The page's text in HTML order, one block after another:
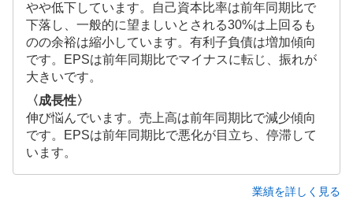
やや低下しています。自己資本比率は前年同期比で
下落し、一般的に望ましいとされる30%は上回るも
のの余裕は縮小しています。有利子負債は増加傾向
です。EPSは前年同期比でマイナスに転じ、振れが
大きいです。
〈成長性〉
伸び悩んでいます。売上高は前年同期比で減少傾向
です。EPSは前年同期比で悪化が目立ち、停滞して
います。
業績を詳しく見る